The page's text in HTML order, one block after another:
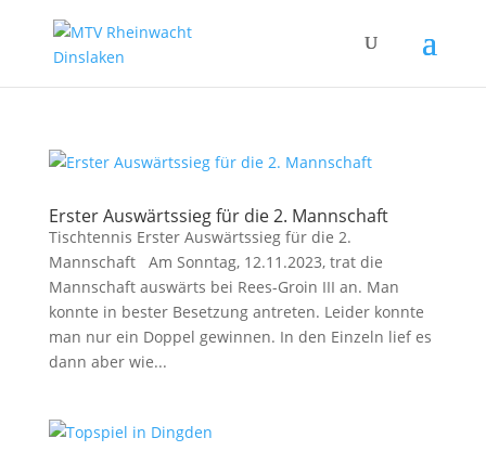
Erster Auswärtssieg für die 2. Mannschaft
Tischtennis Erster Auswärtssieg für die 2.
Mannschaft Am Sonntag, 12.11.2023, trat die
Mannschaft auswärts bei Rees-Groin III an. Man
konnte in bester Besetzung antreten. Leider konnte
man nur ein Doppel gewinnen. In den Einzeln lief es
dann aber wie...